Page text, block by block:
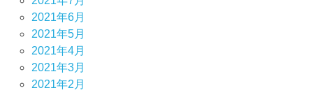
2021年6月
2021年5月
2021年4月
2021年3月
2021年2月